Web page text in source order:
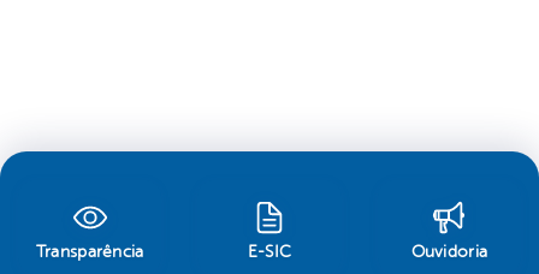
Transparência E-SIC Ouvidoria